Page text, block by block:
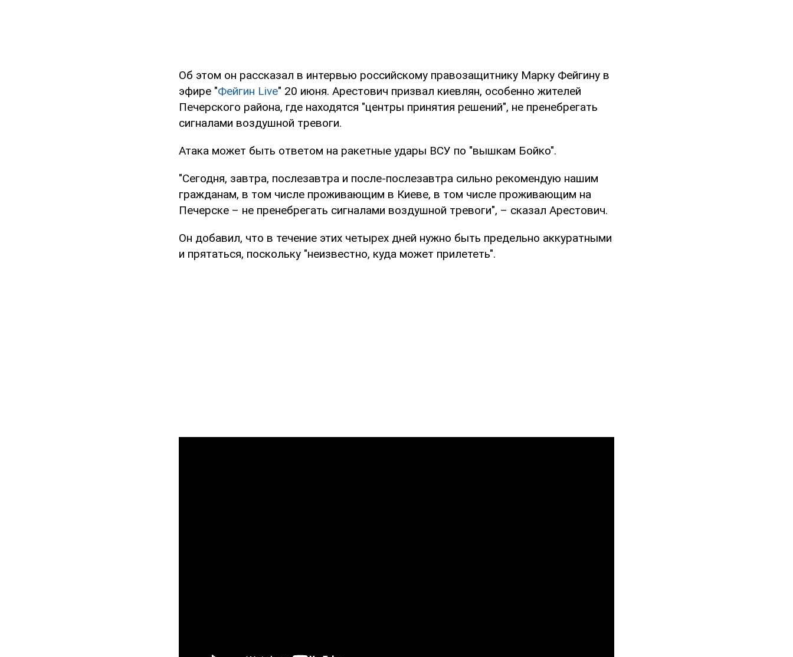
Об этом он рассказал в интервью российскому правозащитнику Марку Фейгину в
эфире "Фейгин Live" 20 июня. Арестович призвал киевлян, особенно жителей
Печерского района, где находятся "центры принятия решений", не пренебрегать
сигналами воздушной тревоги.
Атака может быть ответом на ракетные удары ВСУ по "вышкам Бойко".
"Сегодня, завтра, послезавтра и после-послезавтра сильно рекомендую нашим
гражданам, в том числе проживающим в Киеве, в том числе проживающим на
Печерске – не пренебрегать сигналами воздушной тревоги", – сказал Арестович.
Он добавил, что в течение этих четырех дней нужно быть предельно аккуратными
и прятаться, поскольку "неизвестно, куда может прилететь".